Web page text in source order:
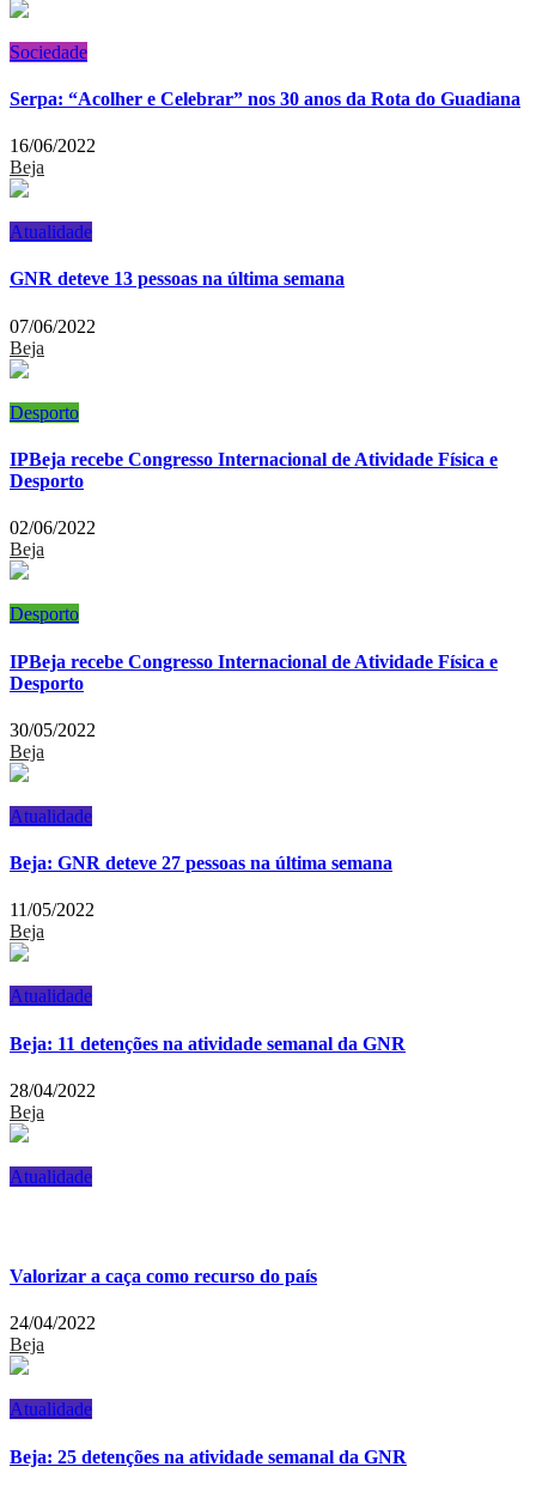
Sociedade
Serpa: “Acolher e Celebrar” nos 30 anos da Rota do Guadiana
16/06/2022
Beja
Atualidade
GNR deteve 13 pessoas na última semana
07/06/2022
Beja
Desporto
IPBeja recebe Congresso Internacional de Atividade Física e
Desporto
02/06/2022
Beja
Desporto
IPBeja recebe Congresso Internacional de Atividade Física e
Desporto
30/05/2022
Beja
Atualidade
Beja: GNR deteve 27 pessoas na última semana
11/05/2022
Beja
Atualidade
Beja: 11 detenções na atividade semanal da GNR
28/04/2022
Beja
Atualidade
Valorizar a caça como recurso do país
24/04/2022
Beja
Atualidade
Beja: 25 detenções na atividade semanal da GNR